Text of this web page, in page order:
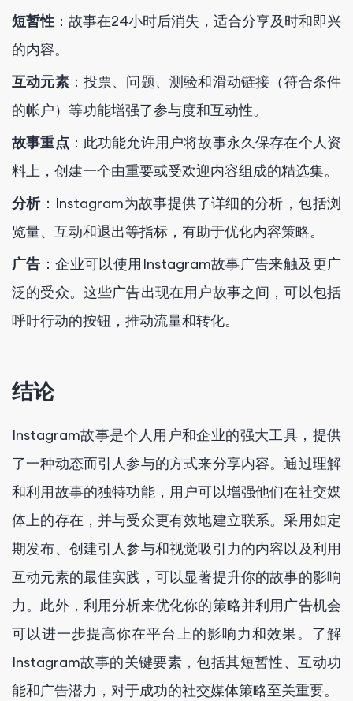
短暂性 ：故事在24小时后消失，适合分享及时和即兴
的内容。
互动元素：投票、问题、测验和滑动链接（符合条件
的帐户）等功能增强了参与度和互动性。
故事重点 ：此功能允许用户将故事永久保存在个人资
料上，创建一个由重要或受欢迎内容组成的精选集。
分析：Instagram为故事提供了详细的分析，包括浏
览量、互动和退出等指标，有助于优化内容策略。
广告 ：企业可以使用Instagram故事广告来触及更广
泛的受众。这些广告出现在用户故事之间，可以包括
呼吁行动的按钮，推动流量和转化。
结论
Instagram故事是个人用户和企业的强大工具，提供
了一种动态而引人参与的方式来分享内容。通过理解
和利用故事的独特功能，用户可以增强他们在社交媒
体上的存在，并与受众更有效地建立联系。采用如定
期发布、创建引人参与和视觉吸引力的内容以及利用
互动元素的最佳实践，可以显著提升你的故事的影响
力。此外，利用分析来优化你的策略并利用广告机会
可以进一步提高你在平台上的影响力和效果。了解
Instagram故事的关键要素，包括其短暂性、互动功
能和广告潜力，对于成功的社交媒体策略至关重要。